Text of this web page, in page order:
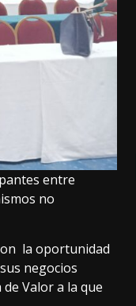
entre
no
la oportunidad
negocios
Valor a la que